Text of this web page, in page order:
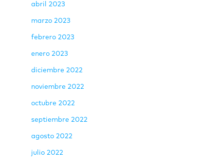
abril 2023
marzo 2023
febrero 2023
enero 2023
diciembre 2022
noviembre 2022
octubre 2022
septiembre 2022
agosto 2022
julio 2022